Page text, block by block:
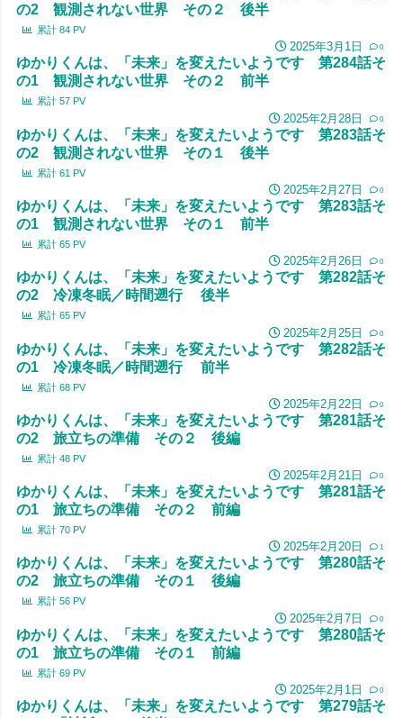
の2 観測されない世界 その２ 後半
累計 84 PV
2025年3月1日 0
ゆかりくんは、「未来」を変えたいようです 第284話そ
の1 観測されない世界 その２ 前半
累計 57 PV
2025年2月28日 0
ゆかりくんは、「未来」を変えたいようです 第283話そ
の2 観測されない世界 その１ 後半
累計 61 PV
2025年2月27日 0
ゆかりくんは、「未来」を変えたいようです 第283話そ
の1 観測されない世界 その１ 前半
累計 65 PV
2025年2月26日 0
ゆかりくんは、「未来」を変えたいようです 第282話そ
の2 冷凍冬眠／時間遡行 後半
累計 65 PV
2025年2月25日 0
ゆかりくんは、「未来」を変えたいようです 第282話そ
の1 冷凍冬眠／時間遡行 前半
累計 68 PV
2025年2月22日 0
ゆかりくんは、「未来」を変えたいようです 第281話そ
の2 旅立ちの準備 その２ 後編
累計 48 PV
2025年2月21日 0
ゆかりくんは、「未来」を変えたいようです 第281話そ
の1 旅立ちの準備 その２ 前編
累計 70 PV
2025年2月20日 1
ゆかりくんは、「未来」を変えたいようです 第280話そ
の2 旅立ちの準備 その１ 後編
累計 56 PV
2025年2月7日 0
ゆかりくんは、「未来」を変えたいようです 第280話そ
の1 旅立ちの準備 その１ 前編
累計 69 PV
2025年2月1日 0
ゆかりくんは、「未来」を変えたいようです 第279話そ